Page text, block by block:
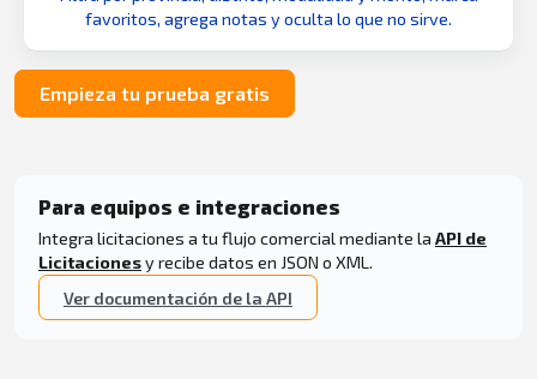
favoritos, agrega notas y oculta lo que no sirve.
Empieza tu prueba gratis
Para equipos e integraciones
Integra licitaciones a tu flujo comercial mediante la API de
Licitacionesy recibe datos en JSON o XML.
Ver documentación de la API